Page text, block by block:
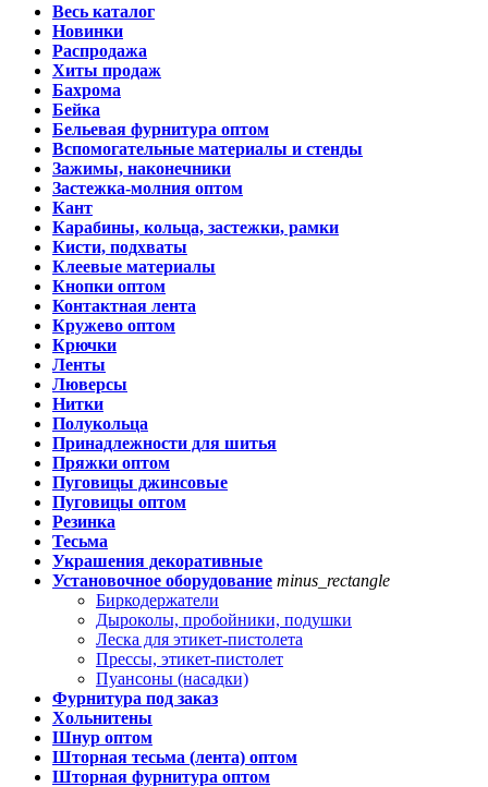
Весь каталог
Новинки
Распродажа
Хиты продаж
Бахрома
Бейка
Бельевая фурнитура оптом
Вспомогательные материалы и стенды
Зажимы, наконечники
Застежка-молния оптом
Кант
Карабины, кольца, застежки, рамки
Кисти, подхваты
Клеевые материалы
Кнопки оптом
Контактная лента
Кружево оптом
Крючки
Ленты
Люверсы
Нитки
Полукольца
Принадлежности для шитья
Пряжки оптом
Пуговицы джинсовые
Пуговицы оптом
Резинка
Тесьма
Украшения декоративные
Установочное оборудование minus_rectangle
Биркодержатели
Дыроколы, пробойники, подушки
Леска для этикет-пистолета
Прессы, этикет-пистолет
Пуансоны (насадки)
Фурнитура под заказ
Хольнитены
Шнур оптом
Шторная тесьма (лента) оптом
Шторная фурнитура оптом